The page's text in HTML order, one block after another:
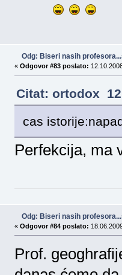
Odg: Biseri nasih
« Odgovor #83 poslato:
Citat: ortodox
cas
Perfekcija, ma
Odg: Biseri nasih
« Odgovor #84 poslato:
Prof.